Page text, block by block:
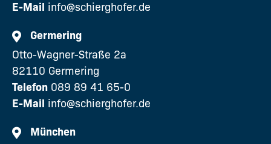
E-Mail info@schierghofer.de
Germering
Otto-Wagner-Straße 2a
82110 Germering
Telefon 089 89 41 65-0
E-Mail info@schierghofer.de
München